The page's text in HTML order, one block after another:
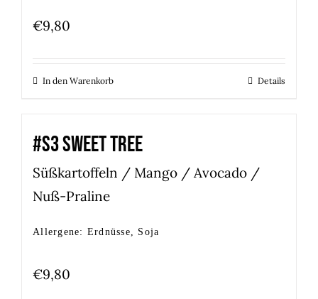
€9,80
In den Warenkorb Details
#S3 SWEET TREE
Süßkartoffeln / Mango / Avocado /
Nuß-Praline
Allergene: Erdnüsse, Soja
€9,80